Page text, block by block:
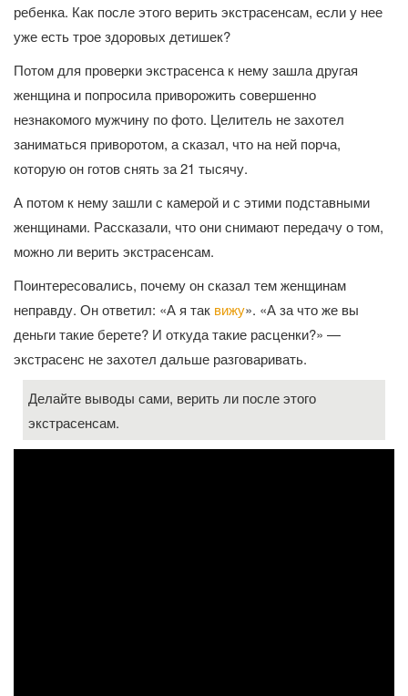
ребенка. Как после этого верить экстрасенсам, если у нее
уже есть трое здоровых детишек?
Потом для проверки экстрасенса к нему зашла другая
женщина и попросила приворожить совершенно
незнакомого мужчину по фото. Целитель не захотел
заниматься приворотом, а сказал, что на ней порча,
которую он готов снять за 21 тысячу.
А потом к нему зашли с камерой и с этими подставными
женщинами. Рассказали, что они снимают передачу о том,
можно ли верить экстрасенсам.
Поинтересовались, почему он сказал тем женщинам
неправду. Он ответил: «А я так вижу». «А за что же вы
деньги такие берете? И откуда такие расценки?» —
экстрасенс не захотел дальше разговаривать.
Делайте выводы сами, верить ли после этого
экстрасенсам.